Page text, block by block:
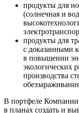
продукты для
(солнечная и
продукты для
с доказанными
в повышении
экологических
производства
В портфеле Компании
в планах создать и